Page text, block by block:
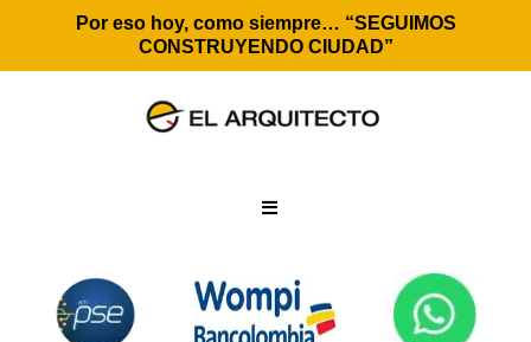
Por eso hoy, como siempre… “SEGUIMOS
CONSTRUYENDO CIUDAD”